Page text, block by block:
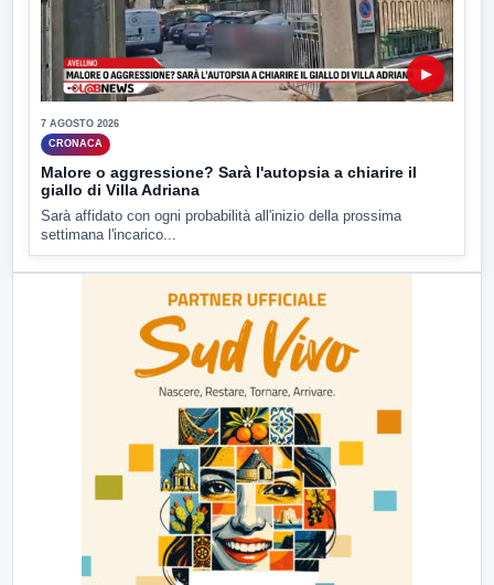
▶
7 AGOSTO 2026
CRONACA
Malore o aggressione? Sarà l'autopsia a chiarire il
giallo di Villa Adriana
Sarà affidato con ogni probabilità all'inizio della prossima
settimana l'incarico...